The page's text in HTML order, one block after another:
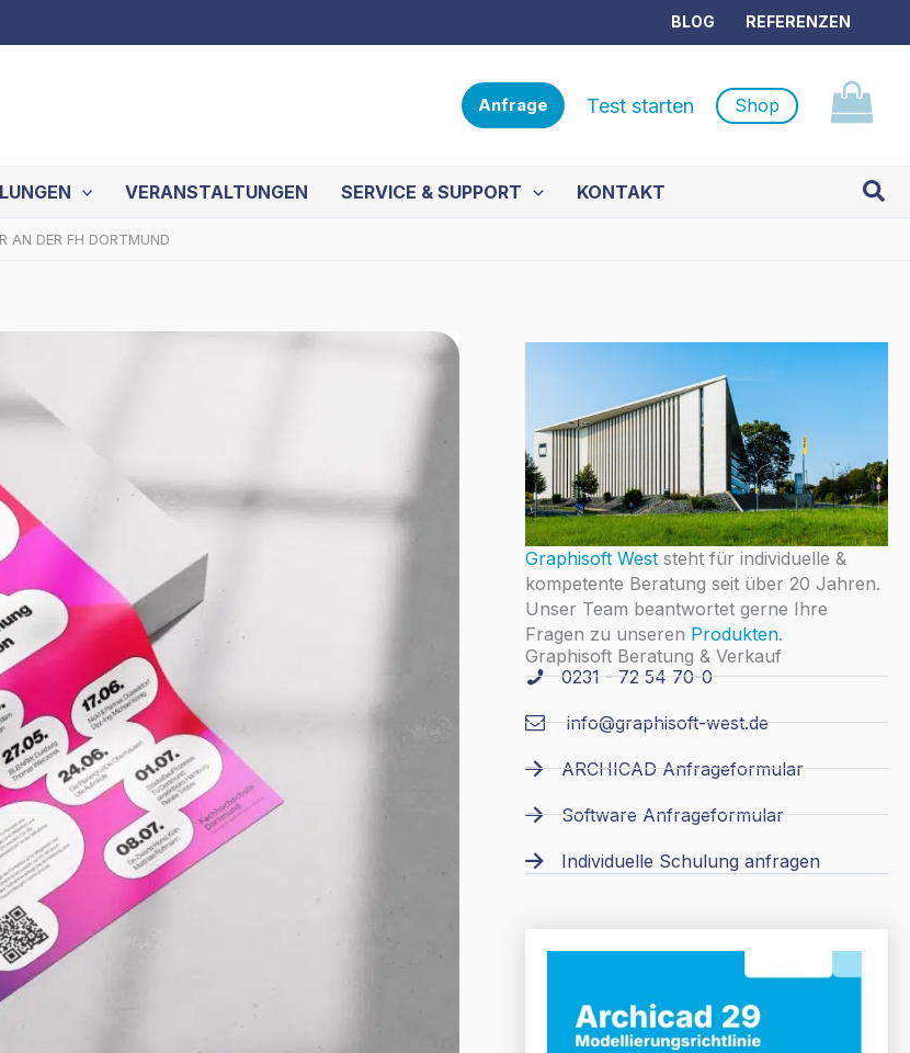
BLOG REFERENZEN
Anfrage Test starten Shop
VERANSTALTUNGEN SERVICE & SUPPORT KONTAKT
AN DER FH DORTMUND
Graphisoft Weststeht für individuelle &
kompetente Beratung seit über 20 Jahren.
Unser Team beantwortet gerne Ihre
Fragen zu unseren Produkten.
Graphisoft Beratung & Verkauf
0231 - 72 54 70-0
info@graphisoft-west.de
ARCHICAD Anfrageformular
Software Anfrageformular
Individuelle Schulung anfragen